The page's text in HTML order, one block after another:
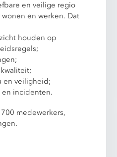
en veilige regio
en werken. Dat
houden op
en veiligheid;
incidenten.
medewerkers,